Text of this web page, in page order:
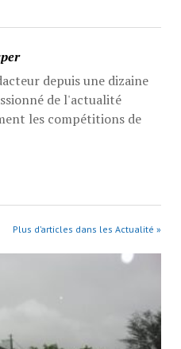
depuis une dizaine
de l'actualité
les compétitions de
Plus d’articles dans les Actualité »